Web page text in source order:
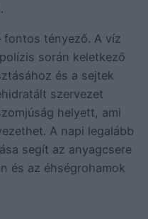
fontos tényező. A víz
során keletkező
és a sejtek
szervezet
helyett, ami
A napi legalább
segít az anyagcsere
és az éhségrohamok